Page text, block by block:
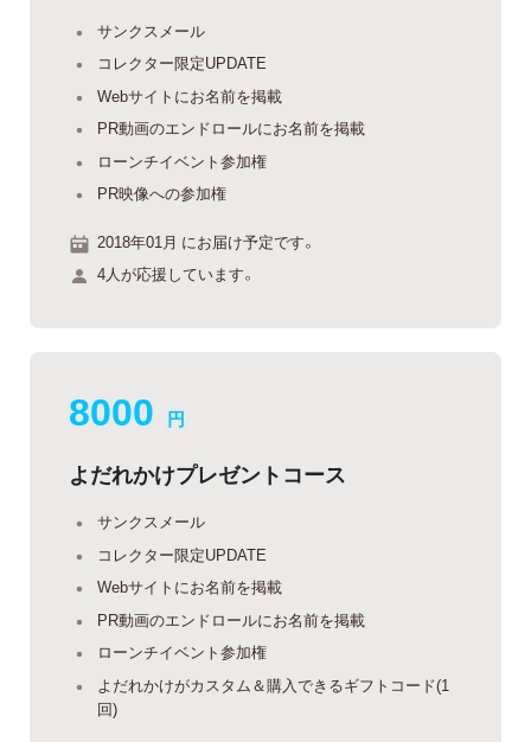
サンクスメール
コレクター限定UPDATE
Webサイトにお名前を掲載
PR動画のエンドロールにお名前を掲載
ローンチイベント参加権
PR映像への参加権
2018年01月 にお届け予定です。
4人が応援しています。
8000 円
よだれかけプレゼントコース
サンクスメール
コレクター限定UPDATE
Webサイトにお名前を掲載
PR動画のエンドロールにお名前を掲載
ローンチイベント参加権
よだれかけがカスタム＆購入できるギフトコード(1
回)